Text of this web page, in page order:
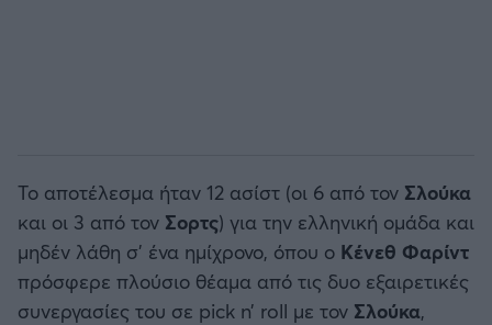
Το αποτέλεσμα ήταν 12 ασίστ (οι 6 από τον Σλούκα
και οι 3 από τον Σορτς) για την ελληνική ομάδα και
μηδέν λάθη σ’ ένα ημίχρονο, όπου ο Κένεθ Φαρίντ
πρόσφερε πλούσιο θέαμα από τις δυο εξαιρετικές
συνεργασίες του σε pick n’ roll με τον Σλούκα,